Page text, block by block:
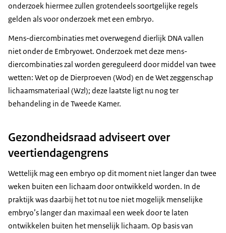
onderzoek hiermee zullen grotendeels soortgelijke regels
gelden als voor onderzoek met een embryo.
Mens-diercombinaties met overwegend dierlijk DNA vallen
niet onder de Embryowet. Onderzoek met deze mens-
diercombinaties zal worden gereguleerd door middel van twee
wetten: Wet op de Dierproeven (Wod) en de Wet zeggenschap
lichaamsmateriaal (Wzl); deze laatste ligt nu nog ter
behandeling in de Tweede Kamer.
Gezondheidsraad adviseert over
veertiendagengrens
Wettelijk mag een embryo op dit moment niet langer dan twee
weken buiten een lichaam door ontwikkeld worden. In de
praktijk was daarbij het tot nu toe niet mogelijk menselijke
embryo’s langer dan maximaal een week door te laten
ontwikkelen buiten het menselijk lichaam. Op basis van